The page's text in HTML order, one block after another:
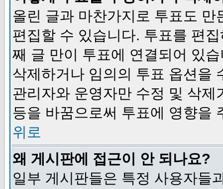
올린 글과 마찬가지로 투표도
편집할 수 있습니다. 투표를 편
째 글 만이 투표에 연결되어 있
삭제하거나 임의의 투표 옵션을
관리자와 운영자만 수정 및 삭
등을 바꿈으로써 투표에 영향을
위로
왜 게시판에 접근이 안 되나요?
일부 게시판들은 특정 사용자들